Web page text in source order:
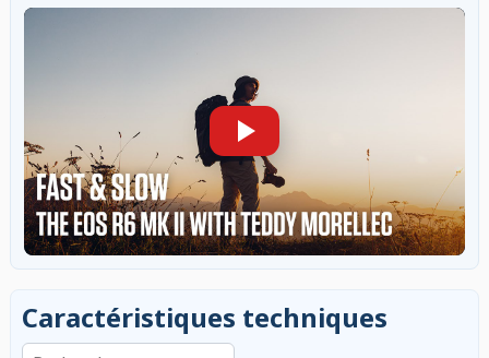
Caractéristiques techniques
Rechercher dans les caractéristiques